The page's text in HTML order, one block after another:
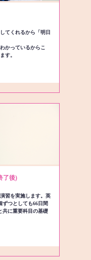
てくれるから「明日
かっているからこ
す。
了後)
習を実施します。英
ずつとしても66日間
共に重要科目の基礎